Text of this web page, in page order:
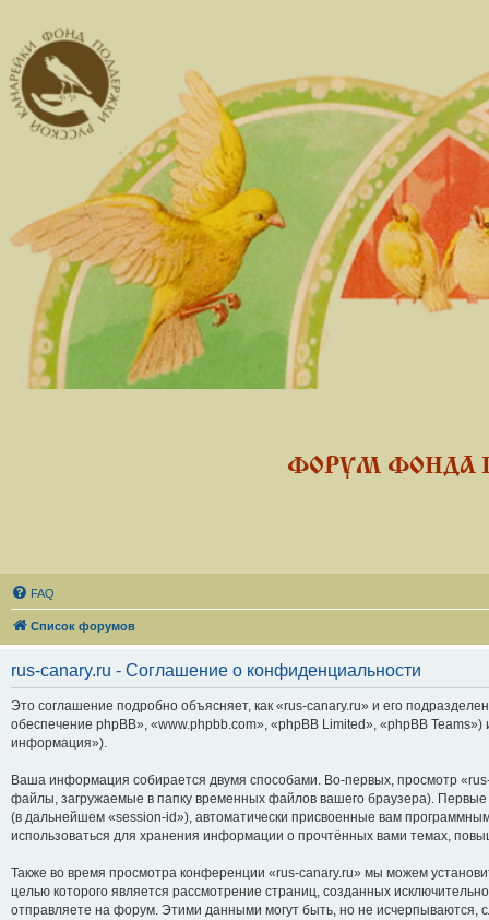
ФОРУМ ФОНДА
FAQ
Список форумов
rus-canary.ru - Соглашение о конфиденциальности
Это соглашение подробно объясняет, как «rus-canary.ru» и его
обеспечение phpBB», «www.phpbb.com», «phpBB Limited», «phpBB
информация»).
Ваша информация собирается двумя способами. Во-первых, просмотр
файлы, загружаемые в папку временных файлов вашего браузера).
(в дальнейшем «session-id»), автоматически присвоенные вам
использоваться для хранения информации о прочтённых вами темах,
Также во время просмотра конференции «rus-canary.ru» мы можем
целью которого является рассмотрение страниц, созданных
отправляете на форум. Этими данными могут быть, но не